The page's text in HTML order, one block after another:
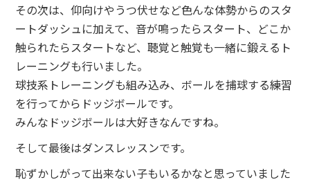
その次は、仰向けやうつ伏せなど色んな体勢からのスタ
ートダッシュに加えて、音が鳴ったらスタート、どこか
触られたらスタートなど、聴覚と触覚も一緒に鍛えるト
レーニングも行いました。
球技系トレーニングも組み込み、ボールを捕球する練習
を行ってからドッジボールです。
みんなドッジボールは大好きなんですね。
そして最後はダンスレッスンです。
恥ずかしがって出来ない子もいるかなと思っていました